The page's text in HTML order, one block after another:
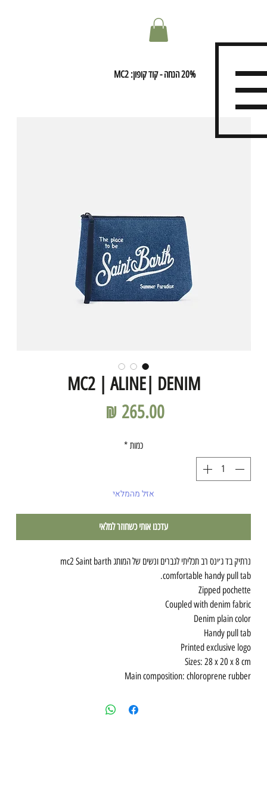
MC2 | ALINE| DENIM
כמות *
אזל מהמלאי
עדכנו אותי כשחוזר למלאי
נרתיק בד ג׳ינס רב תכליתי לגברים ונשים של המותג mc2 Saint barth
comfortable handy pull tab.
Zipped pochette
Coupled with denim fabric
Denim plain color
Handy pull tab
Printed exclusive logo
Sizes: 28 x 20 x 8 cm
Main composition: chloroprene rubber
20% הנחה - קוד קופון: MC2